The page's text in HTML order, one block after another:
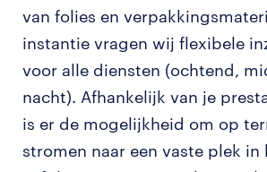
van folies en
instantie vragen wij flexibele
voor alle diensten (ochtend,
nacht). Afhankelijk van je
is er de mogelijkheid om op
stromen naar een vaste plek in